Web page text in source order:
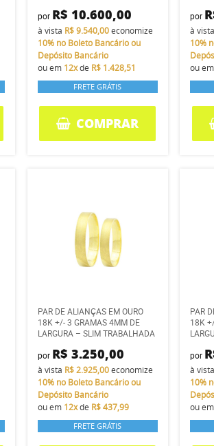
por R$ 10.600,00
à vista R$ 9.540,00economize
10% no Boleto Bancário ou
Depósito Bancário
ou em 12xde R$ 1.428,51
FRETE GRÁTIS
COMPRAR
por
à vista
10%
ou em
PAR DE ALIANÇAS EM OURO
18K +/- 3 GRAMAS 4MM DE
LARGURA – SLIM TRABALHADA
por R$ 3.250,00
à vista R$ 2.925,00economize
10% no Boleto Bancário ou
Depósito Bancário
ou em 12xde R$ 437,99
FRETE GRÁTIS
PAR
18K
por
à vista
10%
ou em